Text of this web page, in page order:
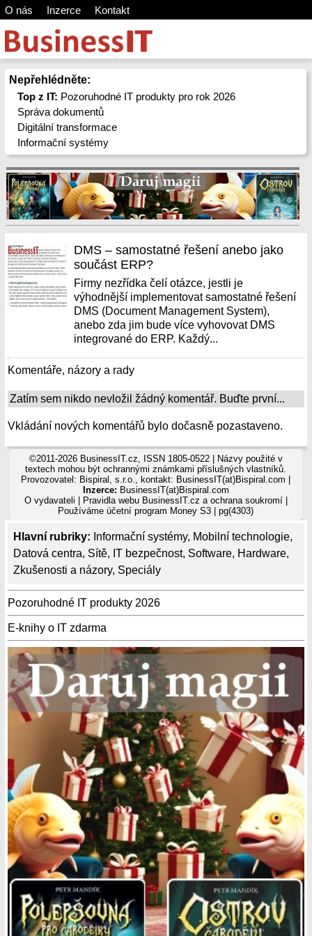
O nás Inzerce Kontakt
Nepřehlédněte:
Top z IT: Pozoruhodné IT produkty pro rok 2026
Správa dokumentů
Digitální transformace
Informační systémy
Hlavní rubriky: Informační systémy, Mobilní technologie,
Datová centra, Sítě, IT bezpečnost, Software, Hardware,
Zkušenosti a názory, Speciály
Pozoruhodné IT produkty 2026
E-knihy o IT zdarma
DMS – samostatné řešení anebo jako
součást ERP?
Firmy nezřídka čelí otázce, jestli je
výhodnější implementovat samostatné řešení
DMS (Document Management System),
anebo zda jim bude více vyhovovat DMS
integrované do ERP. Každý...
Komentáře, názory a rady
Zatím sem nikdo nevložil žádný komentář. Buďte první...
Vkládání nových komentářů bylo dočasně pozastaveno.
©2011-2026 BusinessIT.cz, ISSN 1805-0522 | Názvy použité v
textech mohou být ochrannými známkami příslušných vlastníků.
Provozovatel: Bispiral, s.r.o., kontakt: BusinessIT(at)Bispiral.com |
Inzerce: BusinessIT(at)Bispiral.com
O vydavateli
Pravidla webu BusinessIT.cz a ochrana soukromí|
Používámeúčetní program Money S3 | pg(4303)